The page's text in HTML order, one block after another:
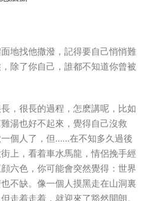
地找他撒潑，記得要自己悄悄難
除了你自己，誰都不知道你曾被
，很長的過程，怎麽講呢，比如
湯也好不起來，覺得自己沒救
個人了，但……在不知多久過後
上，看着車水馬龍，情侶挽手經
六色，你可能會突然覺得：世界
不缺。 像一個人摸黑走在山洞裏
走着走着，就迎來了豁然開朗。